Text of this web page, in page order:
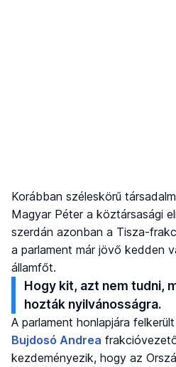
Korábban széleskörű
Magyar Péter a köztársasági
szerdán azonban a Tisza-
a parlament már jövő kedden
államfőt.
Hogy kit, azt nem tudni,
hozták nyilvánosságra.
A parlament honlapjára
Bujdosó Andrea
kezdeményezik, hogy az